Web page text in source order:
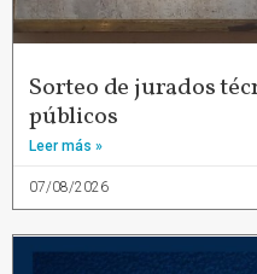
Sorteo de jurados
públicos
Leer más »
07/08/2026